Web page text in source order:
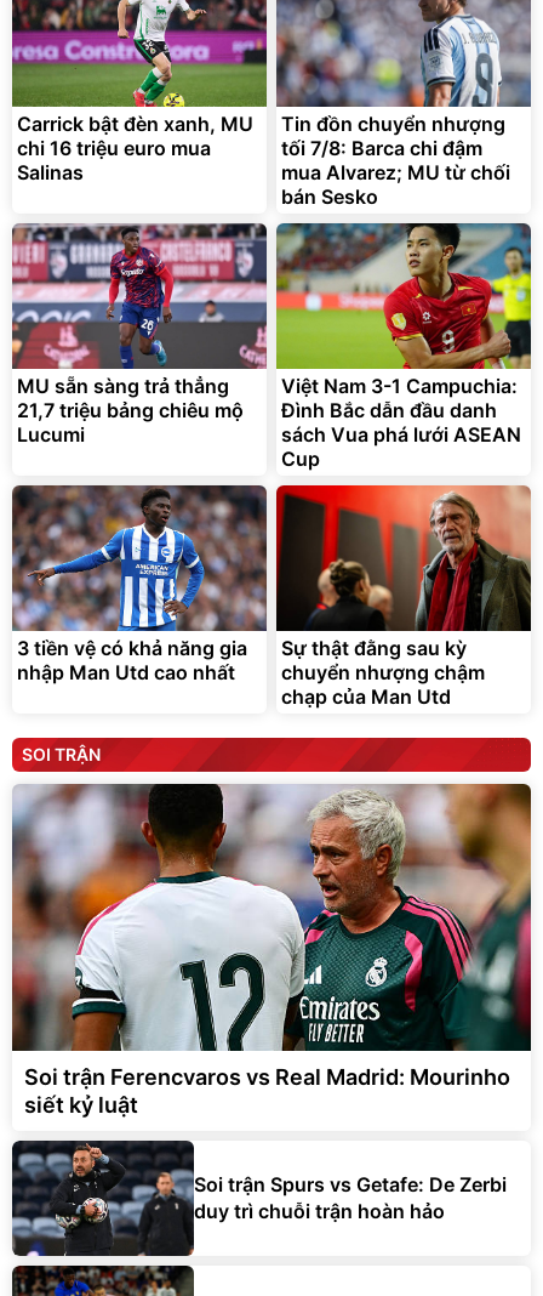
Carrick bật đèn xanh, MU
chi 16 triệu euro mua
Salinas
Tin đồn chuyển nhượng
tối 7/8: Barca chi đậm
mua Alvarez; MU từ chối
bán Sesko
MU sẵn sàng trả thẳng
21,7 triệu bảng chiêu mộ
Lucumi
Việt Nam 3-1 Campuchia:
Đình Bắc dẫn đầu danh
sách Vua phá lưới ASEAN
Cup
3 tiền vệ có khả năng gia
nhập Man Utd cao nhất
Sự thật đằng sau kỳ
chuyển nhượng chậm
chạp của Man Utd
SOI TRẬN
Soi trận Ferencvaros vs Real Madrid: Mourinho
siết kỷ luật
Soi trận Spurs vs Getafe: De Zerbi
duy trì chuỗi trận hoàn hảo